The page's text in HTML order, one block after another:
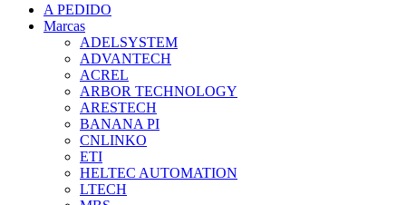
A PEDIDO
Marcas
ADELSYSTEM
ADVANTECH
ACREL
ARBOR TECHNOLOGY
ARESTECH
BANANA PI
CNLINKO
ETI
HELTEC AUTOMATION
LTECH